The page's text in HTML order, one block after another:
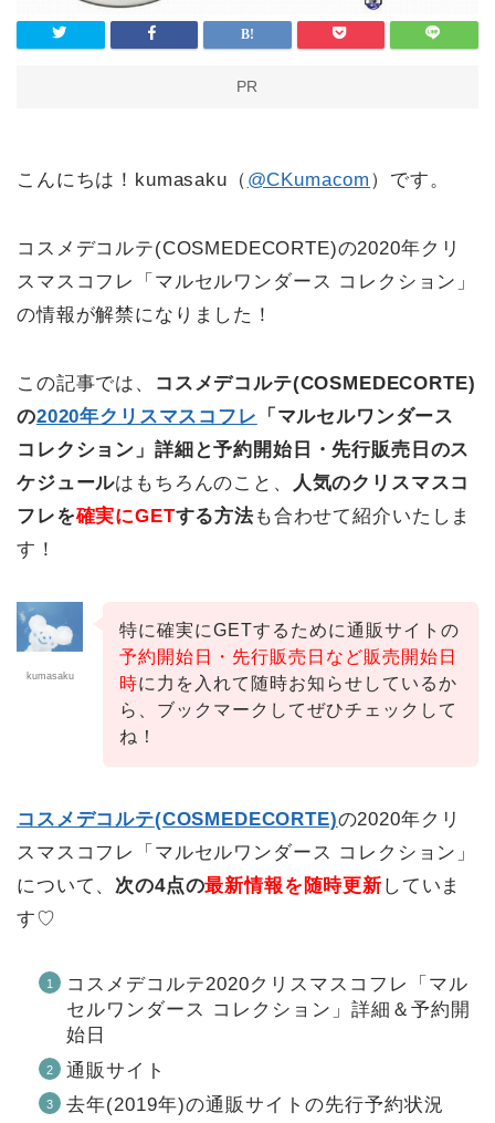
PR
こんにちは！kumasaku（ @CKumacom ）です。
コスメデコルテ(COSMEDECORTE)の2020年クリ
スマスコフレ「マルセルワンダース コレクション」
の情報が解禁になりました！
この記事では、
コスメデコルテ(COSMEDECORTE)
の2020年クリスマスコフレ 「マルセルワンダース
コレクション」詳細と予約開始日・先行販売日のス
ケジュールはもちろんのこと、
人気のクリスマスコ
フレを確実にGETする方法 も合わせて紹介いたしま
す！
kumasaku
特に確実にGETするために通販サイトの
予約開始日・先行販売日など販売開始日
時に力を入れて随時お知らせしているか
ら、ブックマークしてぜひチェックして
ね！
コスメデコルテ(COSMEDECORTE)の2020年クリ
スマスコフレ「マルセルワンダース コレクション」
について、 次の4点の最新情報を随時更新 していま
す♡
コスメデコルテ2020クリスマスコフレ「マル
セルワンダース コレクション」詳細＆予約開
始日
通販サイト
去年(2019年)の通販サイトの先行予約状況